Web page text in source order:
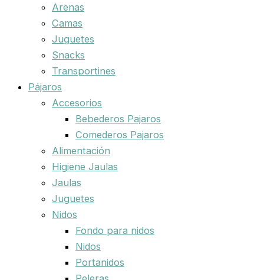
Arenas
Camas
Juguetes
Snacks
Transportines
Pájaros
Accesorios
Bebederos Pajaros
Comederos Pajaros
Alimentación
Higiene Jaulas
Jaulas
Juguetes
Nidos
Fondo para nidos
Nidos
Portanidos